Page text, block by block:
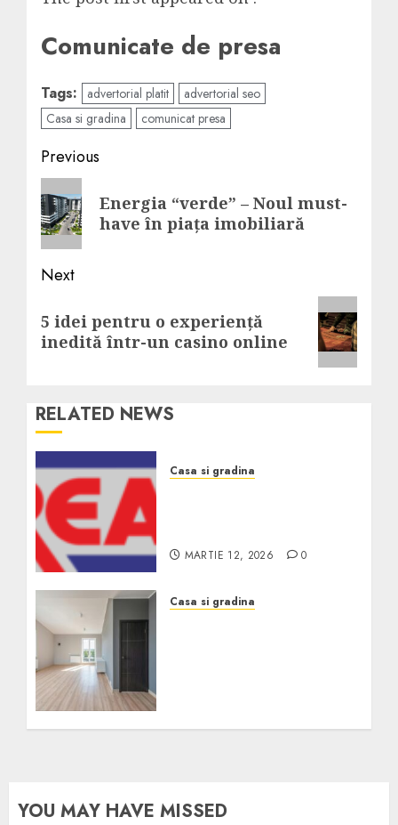
Comunicate de presa
Tags: advertorial platit
advertorial seo
Casa si gradina
comunicat presa
Post
navigation
Previous
Previous
post:
Energia “verde” – Noul must-
have în piața imobiliară
Next
post:
5 idei pentru o experiență
inedită într-un casino online
RELATED NEWS
Casa si gradina
MARTIE 12, 2026 0
Casa si gradina
DECEMBRIE 18, 2024 0
YOU MAY HAVE MISSED